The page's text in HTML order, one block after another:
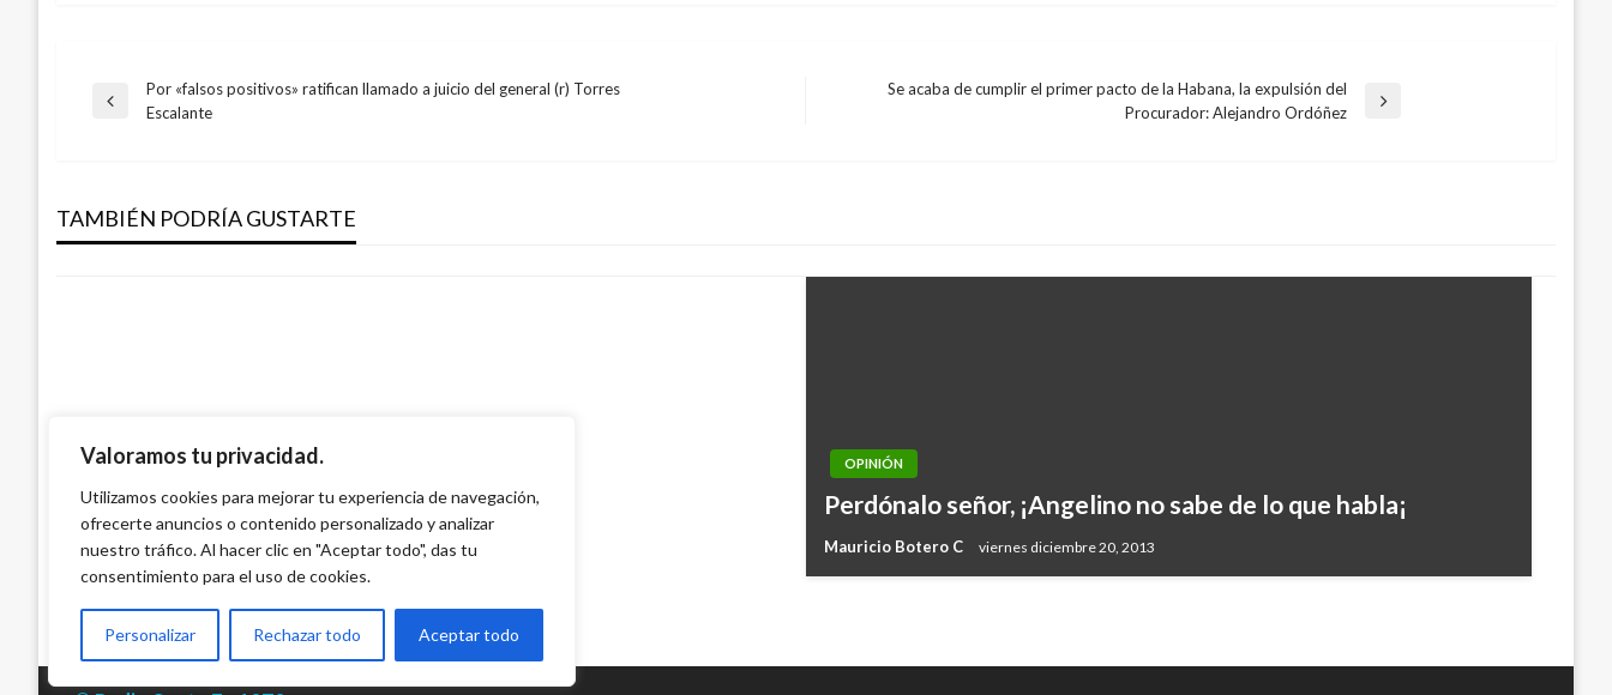
Valoramos tu privacidad.
Utilizamos cookies para mejorar tu experiencia de navegación,
ofrecerte anuncios o contenido personalizado y analizar
nuestro tráfico. Al hacer clic en "Aceptar todo", das tu
consentimiento para el uso de cookies.
Personalizar Rechazar todo Aceptar todo
Navegación
entradas
Entrada
Por «falsos positivos» ratifican llamado a juicio del general (r) Torres
Escalante
Se acaba de cumplir el primer pacto de la Habana, la expulsión del
Procurador: Alejandro Ordóñez
TAMBIÉN PODRÍA GUSTARTE
LOS CORRUPTOS INOCENTES
Gabriel Ortiz sábado febrero 25, 2017
OPINIÓN
Perdónalo señor, ¡Angelino no sabe de lo que habla¡
Mauricio Botero C viernes diciembre 20, 2013
DEMASIADO PARA POCOS AÑOS
Diego Calle Perez domingo julio 2, 2017
Mucho ´´ toque, toque ´´…. y de aquello……